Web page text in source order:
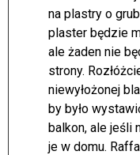
na plastry o
plaster będzie
ale żaden nie
strony.
niewyłożonej
by było
balkon, ale jeśli
je w domu.